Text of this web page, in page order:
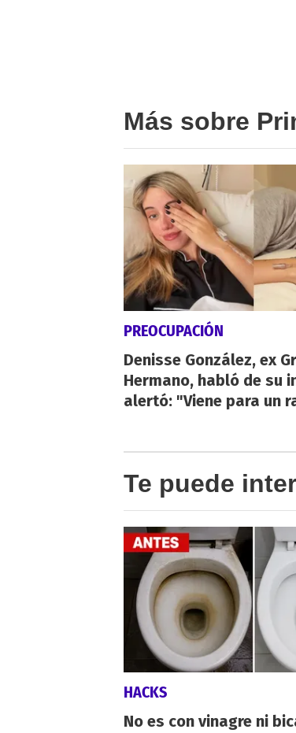
Más sobre
PREOCUPACIÓN
Denisse González, ex
Hermano, habló de su
alertó: "Viene para un
Te puede
HACKS
No es con vinagre ni